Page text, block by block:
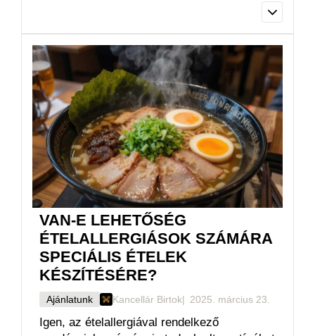
Igen, éttermünk alkalmas csoportos
rendezvények, születésnapok, céges
ebédek vagy vacsorák lebonyolítására.
Kérjük, vegye fel velünk a kapcsolatot,
hogy egyedi ajánlatot készíthessünk
Önnek.
Tovább olvasom
VAN-E LEHETŐSÉG
ÉTELALLERGIÁSOK SZÁMÁRA
SPECIÁLIS ÉTELEK
KÉSZÍTÉSÉRE?
Ajánlatunk Kancellár Birtok 2025. március 23.
Igen, az ételallergiával rendelkező